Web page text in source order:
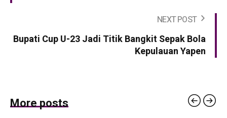
NEXT POST
Bupati Cup U-23 Jadi Titik Bangkit Sepak Bola
Kepulauan Yapen
More posts